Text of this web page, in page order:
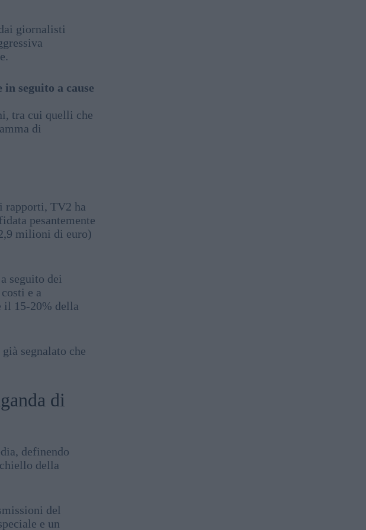
giornalisti
seguito a cause
tra cui quelli che
di
rapporti, TV2 ha
pesantemente
milioni di euro)
seguito dei
e a
il 15-20% della
segnalato che
di
definendo
della
del
e un